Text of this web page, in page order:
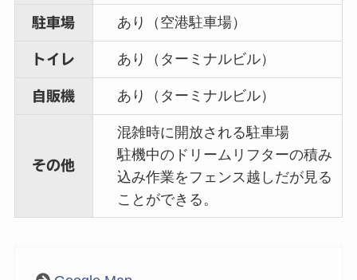
駐車場 あり（空港駐車場）
トイレ あり（ターミナルビル）
自販機 あり（ターミナルビル）
その他
混雑時に開放される駐車場
駐機中のドリームリフターの積み
込み作業をフェンス越しだが見る
ことができる。